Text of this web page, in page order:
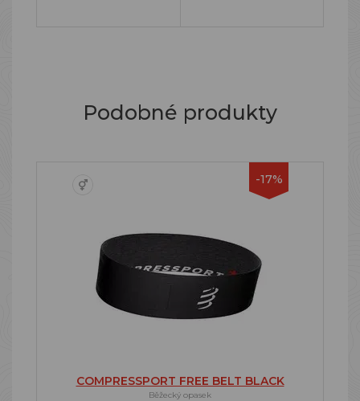
Podobné produkty
-17%
COMPRESSPORT FREE BELT BLACK
Běžecký opasek